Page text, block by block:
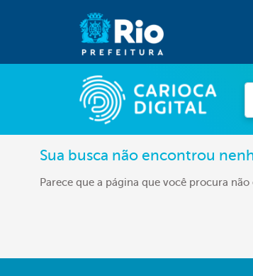
Pesquisar
Sua busca não encontrou
Parece que a página que você procura